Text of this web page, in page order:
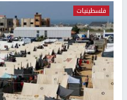
فلسطينيات